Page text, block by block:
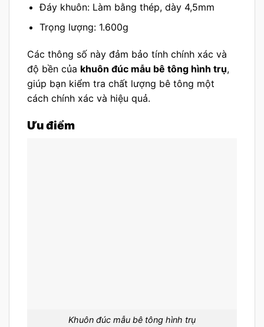
Đáy khuôn: Làm bằng thép, dày 4,5mm
Trọng lượng: 1.600g
Các thông số này đảm bảo tính chính xác và
độ bền của khuôn đúc mẫu bê tông hình trụ,
giúp bạn kiểm tra chất lượng bê tông một
cách chính xác và hiệu quả.
Ưu điểm
Khuôn đúc mẫu bê tông hình trụ